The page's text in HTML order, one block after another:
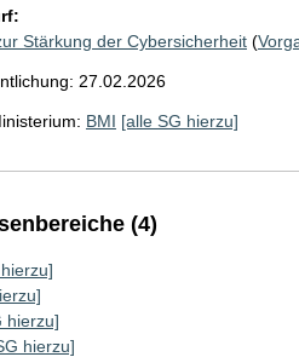
Stärkung der Cybersicherheit(
27.02.2026
BMI [alle SG hierzu]
(4)
hierzu]
hierzu]